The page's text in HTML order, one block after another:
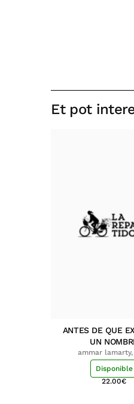
Et pot
ANTES DE QUE
UN
ammar
Disponible
22.00€